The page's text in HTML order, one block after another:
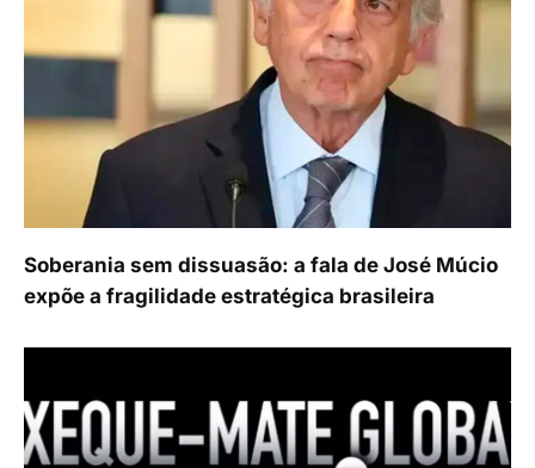
Soberania sem dissuasão: a fala de José Múcio
expõe a fragilidade estratégica brasileira